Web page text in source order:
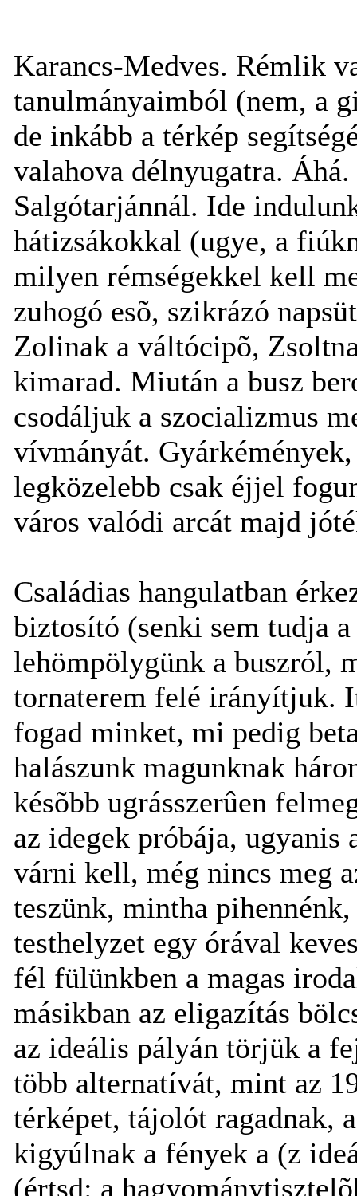
Karancs-Medves. Rémlik
tanulmányaimból (nem, a
de inkább a térkép
valahova délnyugatra.
Salgótarjánnál. Ide
hátizsákokkal (ugye, a
milyen rémségekkel kell
zuhogó esõ, szikrázó
Zolinak a váltócipõ,
kimarad. Miután a busz
csodáljuk a szocializmus
vívmányát.
legközelebb csak éjjel
város valódi arcát majd
Családias hangulatban
biztosító (senki sem tudja
lehömpölygünk a buszról,
tornaterem felé irányítjuk.
fogad minket, mi pedig
halászunk magunknak
késõbb ugrásszerûen
az idegek próbája,
várni kell, még nincs meg
teszünk, mintha
testhelyzet egy órával
fél fülünkben a magas
másikban az eligazítás
az ideális pályán törjük a
több alternatívát, mint az
térképet, tájolót ragadnak,
kigyúlnak a fények a (z
(értsd: a